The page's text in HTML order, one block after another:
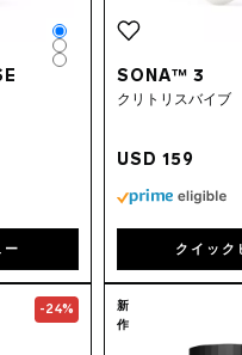
Color
Color
Color
ー
SONA™ 3
クリトリスバイブ
USD 159
クイック
to theGIGI™ 3page
-24%
新
作